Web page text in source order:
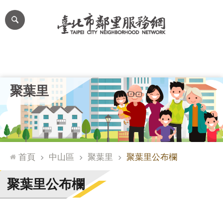
跳到主要內容區塊
網
站
台
通
臺
北
市
聚葉里
首頁 中山區 聚葉里 聚葉里公布欄
聚葉里公布欄